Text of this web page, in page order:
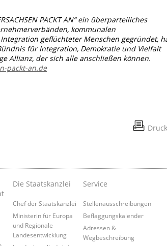
PACKT AN“ ein überparteiliches
kommunalen
geflüchteter Menschen gegründet,
für Integration, Demokratie und Vielfalt
Allianz, der sich alle anschließen können.
packt-an.de
Die Staatskanzlei
Chef der Staatskanzlei
Ministerin für Europa
und Regionale
Landesentwicklung
Service
Stellenausschreibungen
Beflaggungskalender
Adressen &
Wegbeschreibung